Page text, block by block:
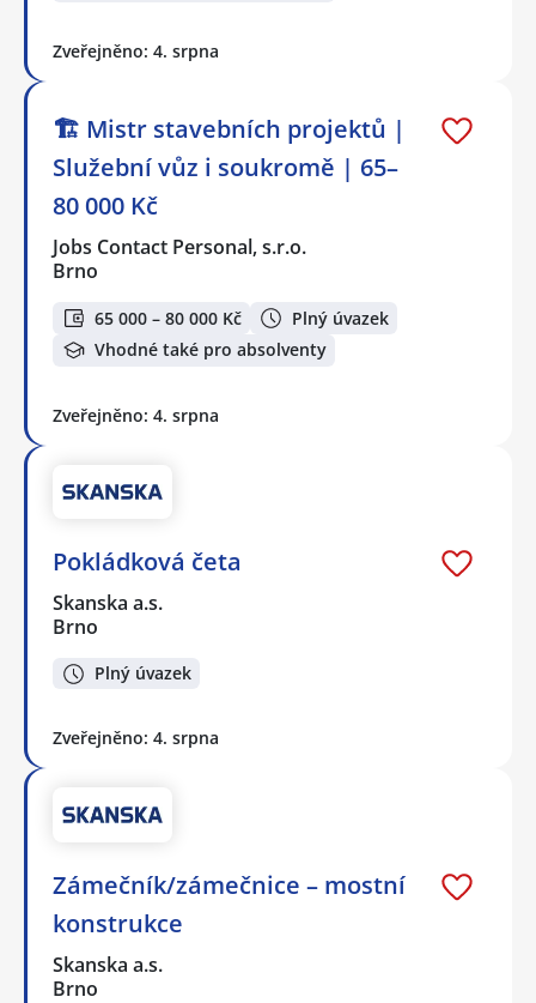
Zveřejněno: 4. srpna
🏗️ Mistr stavebních projektů |
Služební vůz i soukromě | 65–
80 000 Kč
Jobs Contact Personal, s.r.o.
Brno
65 000 – 80 000 Kč
Plný úvazek
Vhodné také pro absolventy
Zveřejněno: 4. srpna
Pokládková četa
Skanska a.s.
Brno
Plný úvazek
Zveřejněno: 4. srpna
Zámečník/zámečnice – mostní
konstrukce
Skanska a.s.
Brno